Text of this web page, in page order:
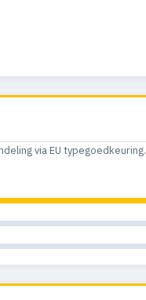
via EU typegoedkeuring.